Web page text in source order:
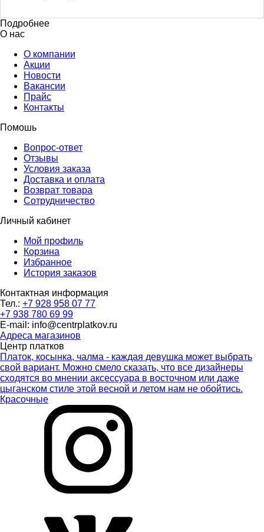
Подробнее
О нас
О компании
Акции
Новости
Вакансии
Прайс
Контакты
Помошь
Вопрос-ответ
Отзывы
Условия заказа
Доставка и оплата
Возврат товара
Сотрудничество
Личный кабинет
Мой профиль
Корзина
Избранное
История заказов
Контактная информация
Тел.: +7 928 958 07 77
+7 938 780 69 99
E-mail: info@centrplatkov.ru
Адреса магазинов
Центр платков
Платок, косынка, чалма - каждая девушка может выбрать
свой вариант. Можно смело сказать, что все дизайнеры
сходятся во мнении аксессуара в восточном или даже
цыганском стиле этой весной и летом нам не обойтись.
Красочные